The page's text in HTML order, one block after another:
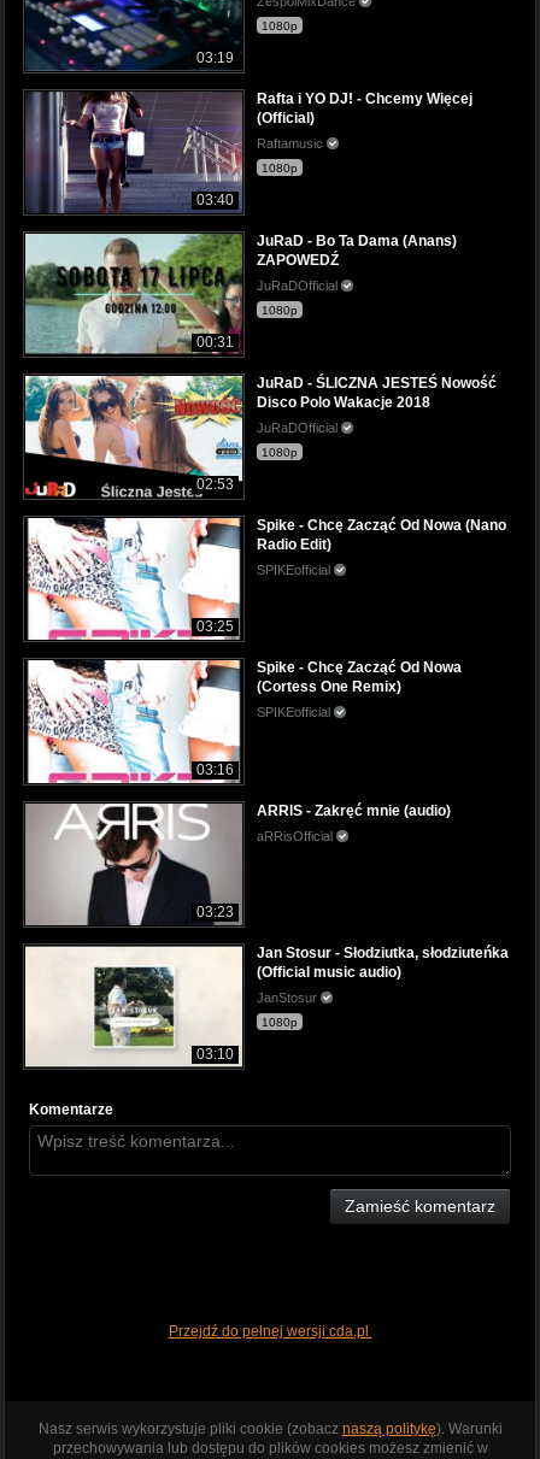
03:19
1080p
03:40
Rafta i YO DJ! - Chcemy Więcej
(Official)
Raftamusic
1080p
00:31
JuRaD - Bo Ta Dama (Anans)
ZAPOWEDŹ
JuRaDOfficial
1080p
02:53
JuRaD - ŚLICZNA JESTEŚ Nowość
Disco Polo Wakacje 2018
JuRaDOfficial
1080p
03:25
Spike - Chcę Zacząć Od Nowa (Nano
Radio Edit)
SPIKEofficial
03:16
Spike - Chcę Zacząć Od Nowa
(Cortess One Remix)
SPIKEofficial
03:23
ARRIS - Zakręć mnie (audio)
aRRisOfficial
03:10
Jan Stosur - Słodziutka, słodziuteńka
(Official music audio)
JanStosur
1080p
Komentarze
Zamieść komentarz
Przejdź do pełnej wersji cda.pl
Nasz serwis wykorzystuje pliki cookie (zobacz naszą politykę). Warunki
przechowywania lub dostępu do plików cookies możesz zmienić w